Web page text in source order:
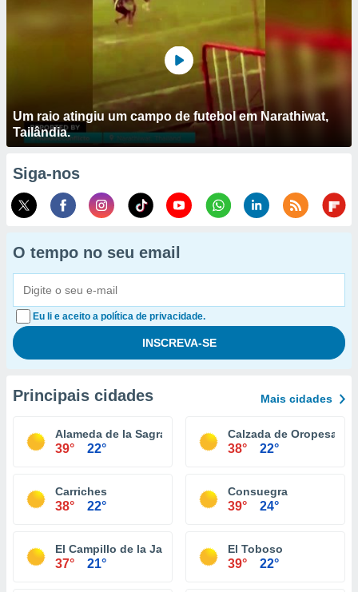
Um raio atingiu um campo de futebol em Narathiwat,
Tailândia.
Siga-nos
O tempo no seu email
Eu li e aceito a política de privacidade.
Principais cidades Mais cidades
Alameda de la Sagra
39° 22°
Calzada de Oropesa
38° 22°
Carriches
38° 22°
Consuegra
39° 24°
El Campillo de la Jara
37° 21°
El Toboso
39° 22°